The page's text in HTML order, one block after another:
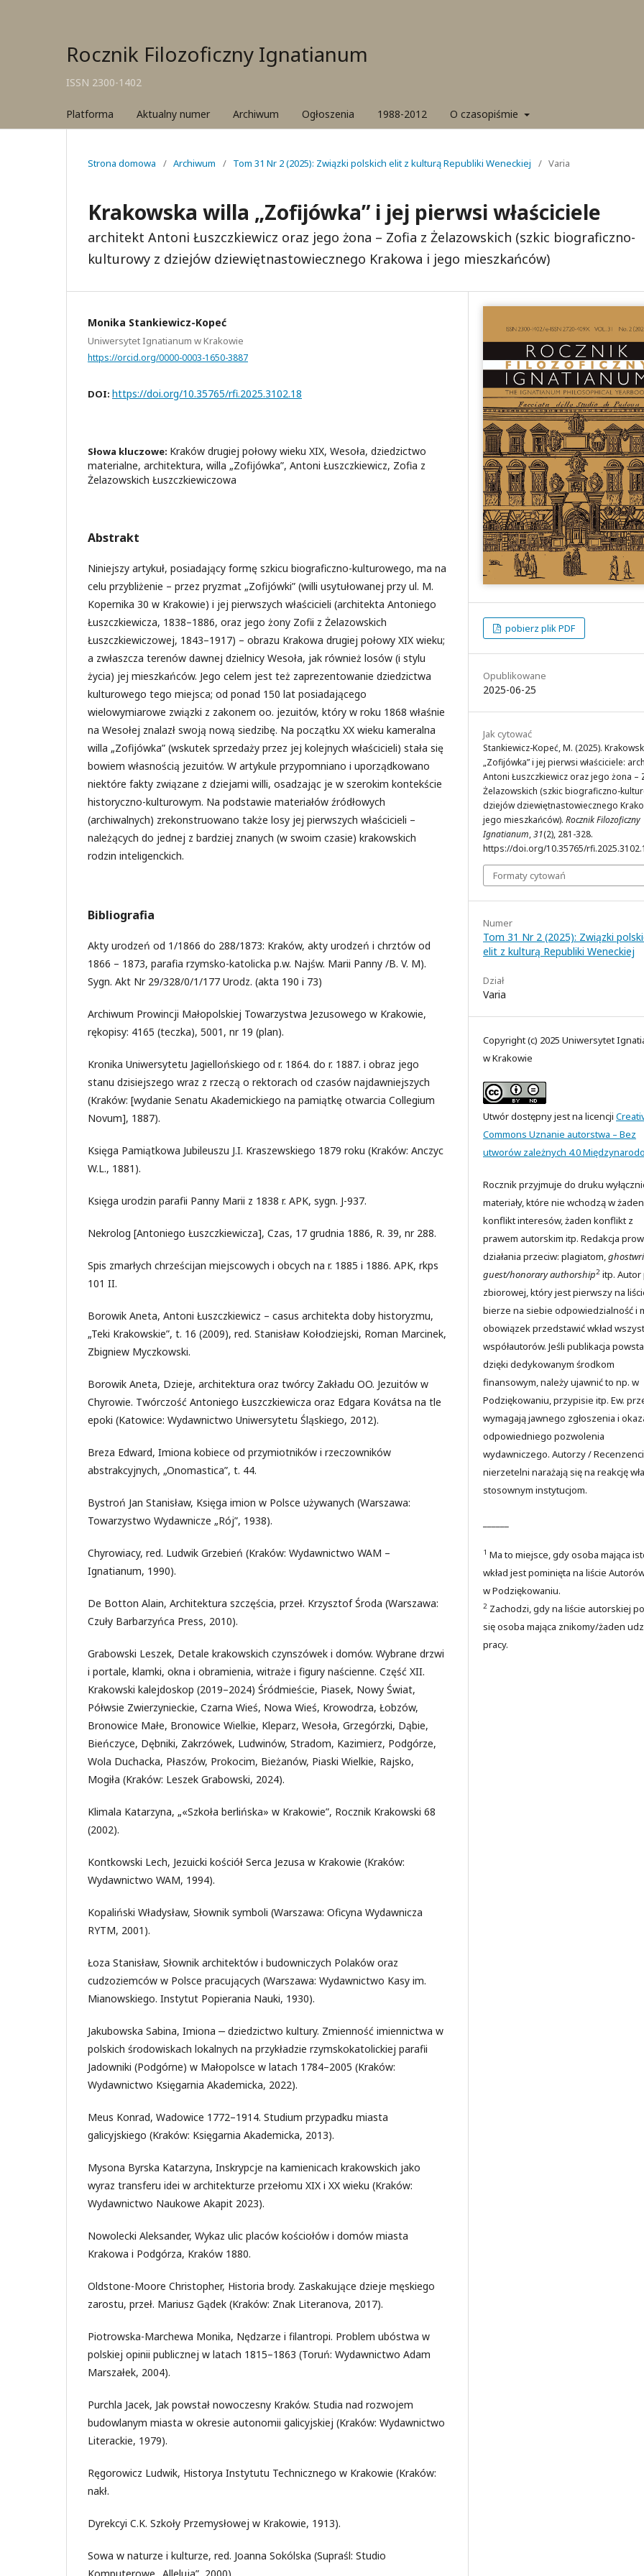
Rocznik Filozoficzny Ignatianum
ISSN 2300-1402
Platforma Aktualny numer Archiwum Ogłoszenia 1988-2012 O czasopiśmie
Strona domowa / Archiwum / Tom 31 Nr 2 (2025): Związki polskich elit z kulturą Republiki Weneckiej / Varia
Krakowska willa „Zofijówka” i jej pierwsi właściciele
architekt Antoni Łuszczkiewicz oraz jego żona – Zofia z Żelazowskich (szkic biograficzno-
kulturowy z dziejów dziewiętnastowiecznego Krakowa i jego mieszkańców)
Monika Stankiewicz-Kopeć
Uniwersytet Ignatianum w Krakowie
https://orcid.org/0000-0003-1650-3887
DOI: https://doi.org/10.35765/rfi.2025.3102.18
Słowa kluczowe: Kraków drugiej połowy wieku XIX, Wesoła, dziedzictwo
materialne, architektura, willa „Zofijówka”, Antoni Łuszczkiewicz, Zofia z
Żelazowskich Łuszczkiewiczowa
Abstrakt
Niniejszy artykuł, posiadający formę szkicu biograficzno-kulturowego, ma na
celu przybliżenie – przez pryzmat „Zofijówki” (willi usytułowanej przy ul. M.
Kopernika 30 w Krakowie) i jej pierwszych właścicieli (architekta Antoniego
Łuszczkiewicza, 1838–1886, oraz jego żony Zofii z Żelazowskich
Łuszczkiewiczowej, 1843–1917) – obrazu Krakowa drugiej połowy XIX wieku;
a zwłaszcza terenów dawnej dzielnicy Wesoła, jak również losów (i stylu
życia) jej mieszkańców. Jego celem jest też zaprezentowanie dziedzictwa
kulturowego tego miejsca; od ponad 150 lat posiadającego
wielowymiarowe związki z zakonem oo. jezuitów, który w roku 1868 właśnie
na Wesołej znalazł swoją nową siedzibę. Na początku XX wieku kameralna
willa „Zofijówka” (wskutek sprzedaży przez jej kolejnych właścicieli) stała się
bowiem własnością jezuitów. W artykule przypomniano i uporządkowano
niektóre fakty związane z dziejami willi, osadzając je w szerokim kontekście
historyczno-kulturowym. Na podstawie materiałów źródłowych
(archiwalnych) zrekonstruowano także losy jej pierwszych właścicieli –
należących do jednej z bardziej znanych (w swoim czasie) krakowskich
rodzin inteligenckich.
Bibliografia
Akty urodzeń od 1/1866 do 288/1873: Kraków, akty urodzeń i chrztów od
1866 – 1873, parafia rzymsko-katolicka p.w. Najśw. Marii Panny /B. V. M).
Sygn. Akt Nr 29/328/0/1/177 Urodz. (akta 190 i 73)
Archiwum Prowincji Małopolskiej Towarzystwa Jezusowego w Krakowie,
rękopisy: 4165 (teczka), 5001, nr 19 (plan).
Kronika Uniwersytetu Jagiellońskiego od r. 1864. do r. 1887. i obraz jego
stanu dzisiejszego wraz z rzeczą o rektorach od czasów najdawniejszych
(Kraków: [wydanie Senatu Akademickiego na pamiątkę otwarcia Collegium
Novum], 1887).
Księga Pamiątkowa Jubileuszu J.I. Kraszewskiego 1879 roku (Kraków: Anczyc
W.L., 1881).
Księga urodzin parafii Panny Marii z 1838 r. APK, sygn. J-937.
Nekrolog [Antoniego Łuszczkiewicza], Czas, 17 grudnia 1886, R. 39, nr 288.
Spis zmarłych chrześcijan miejscowych i obcych na r. 1885 i 1886. APK, rkps
101 II.
Borowik Aneta, Antoni Łuszczkiewicz – casus architekta doby historyzmu,
„Teki Krakowskie”, t. 16 (2009), red. Stanisław Kołodziejski, Roman Marcinek,
Zbigniew Myczkowski.
Borowik Aneta, Dzieje, architektura oraz twórcy Zakładu OO. Jezuitów w
Chyrowie. Twórczość Antoniego Łuszczkiewicza oraz Edgara Kovátsa na tle
epoki (Katowice: Wydawnictwo Uniwersytetu Śląskiego, 2012).
Breza Edward, Imiona kobiece od przymiotników i rzeczowników
abstrakcyjnych, „Onomastica”, t. 44.
Bystroń Jan Stanisław, Księga imion w Polsce używanych (Warszawa:
Towarzystwo Wydawnicze „Rój”, 1938).
Chyrowiacy, red. Ludwik Grzebień (Kraków: Wydawnictwo WAM –
Ignatianum, 1990).
De Botton Alain, Architektura szczęścia, przeł. Krzysztof Środa (Warszawa:
Czuły Barbarzyńca Press, 2010).
Grabowski Leszek, Detale krakowskich czynszówek i domów. Wybrane drzwi
i portale, klamki, okna i obramienia, witraże i figury naścienne. Część XII.
Krakowski kalejdoskop (2019–2024) Śródmieście, Piasek, Nowy Świat,
Półwsie Zwierzynieckie, Czarna Wieś, Nowa Wieś, Krowodrza, Łobzów,
Bronowice Małe, Bronowice Wielkie, Kleparz, Wesoła, Grzegórzki, Dąbie,
Bieńczyce, Dębniki, Zakrzówek, Ludwinów, Stradom, Kazimierz, Podgórze,
Wola Duchacka, Płaszów, Prokocim, Bieżanów, Piaski Wielkie, Rajsko,
Mogiła (Kraków: Leszek Grabowski, 2024).
Klimala Katarzyna, „«Szkoła berlińska» w Krakowie”, Rocznik Krakowski 68
(2002).
Kontkowski Lech, Jezuicki kościół Serca Jezusa w Krakowie (Kraków:
Wydawnictwo WAM, 1994).
Kopaliński Władysław, Słownik symboli (Warszawa: Oficyna Wydawnicza
RYTM, 2001).
Łoza Stanisław, Słownik architektów i budowniczych Polaków oraz
cudzoziemców w Polsce pracujących (Warszawa: Wydawnictwo Kasy im.
Mianowskiego. Instytut Popierania Nauki, 1930).
Jakubowska Sabina, Imiona ‒ dziedzictwo kultury. Zmienność imiennictwa w
polskich środowiskach lokalnych na przykładzie rzymskokatolickiej parafii
Jadowniki (Podgórne) w Małopolsce w latach 1784–2005 (Kraków:
Wydawnictwo Księgarnia Akademicka, 2022).
Meus Konrad, Wadowice 1772–1914. Studium przypadku miasta
galicyjskiego (Kraków: Księgarnia Akademicka, 2013).
Mysona Byrska Katarzyna, Inskrypcje na kamienicach krakowskich jako
wyraz transferu idei w architekturze przełomu XIX i XX wieku (Kraków:
Wydawnictwo Naukowe Akapit 2023).
Nowolecki Aleksander, Wykaz ulic placów kościołów i domów miasta
Krakowa i Podgórza, Kraków 1880.
Oldstone-Moore Christopher, Historia brody. Zaskakujące dzieje męskiego
zarostu, przeł. Mariusz Gądek (Kraków: Znak Literanova, 2017).
Piotrowska-Marchewa Monika, Nędzarze i filantropi. Problem ubóstwa w
polskiej opinii publicznej w latach 1815–1863 (Toruń: Wydawnictwo Adam
Marszałek, 2004).
Purchla Jacek, Jak powstał nowoczesny Kraków. Studia nad rozwojem
budowlanym miasta w okresie autonomii galicyjskiej (Kraków: Wydawnictwo
Literackie, 1979).
Ręgorowicz Ludwik, Historya Instytutu Technicznego w Krakowie (Kraków:
nakł.
Dyrekcyi C.K. Szkoły Przemysłowej w Krakowie, 1913).
Sowa w naturze i kulturze, red. Joanna Sokólska (Supraśl: Studio
pobierz plik PDF
Opublikowane
2025-06-25
Jak cytować
Stankiewicz-Kopeć, M. (2025).
„Zofijówka” i jej pierwsi właściciele:
Antoni Łuszczkiewicz oraz jego żona –
Żelazowskich (szkic biograficzno-
dziejów dziewiętnastowiecznego
jego mieszkańców). Rocznik Filozoficzny
Ignatianum,31(2), 281-328.
https://doi.org/10.35765/
Formaty cytowań
Numer
Tom 31 Nr 2 (2025): Związki
elit z kulturą Republiki Weneckiej
Dział
Varia
Copyright (c) 2025 Uniwersytet
w Krakowie
Utwór dostępny jest na licencji
Commons Uznanie autorstwa – Bez
utworów zależnych 4.0
Rocznik przyjmuje do druku
materiały, które nie wchodzą w żaden
konflikt interesów, żaden konflikt z
prawem autorskim itp. Redakcja
działania przeciw: plagiatom,
guest/honorary authorship2 itp. Autor
zbiorowej, który jest pierwszy na
bierze na siebie odpowiedzialność i
obowiązek przedstawić wkład
współautorów. Jeśli publikacja
dzięki dedykowanym środkom
finansowym, należy ujawnić to np. w
Podziękowaniu, przypisie itp. Ew.
wymagają jawnego zgłoszenia i
odpowiedniego pozwolenia
wydawniczego. Autorzy / Recenzenci
nierzetelni narażają się na reakcję
stosownym instytucjom.
1 Ma to miejsce, gdy osoba mająca
wkład jest pominięta na liście
w Podziękowaniu.
2 Zachodzi, gdy na liście autorskiej
się osoba mająca znikomy/żaden
pracy.